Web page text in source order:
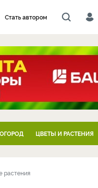
Стать автором
ЦВЕТЫ И РАСТЕНИЯ
растения